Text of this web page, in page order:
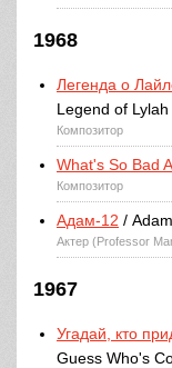
1968
Легенда о
Legend of
Композитор
What's So Bad
Композитор
Адам-12 /
Актер (Professor
1967
Угадай, кто
Guess Who's